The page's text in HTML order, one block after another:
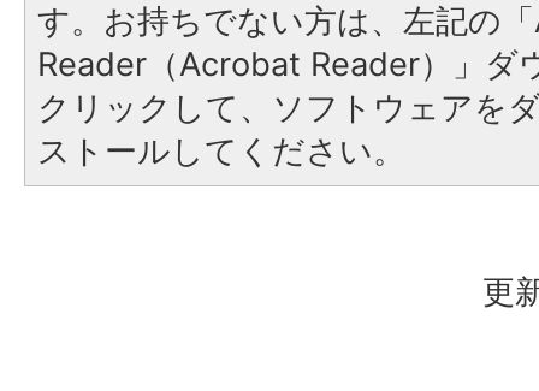
す。お持ちでない方は、左記の
Reader（Acrobat Reader）」ダ
クリックして、ソフトウェアを
ストールしてください。
更